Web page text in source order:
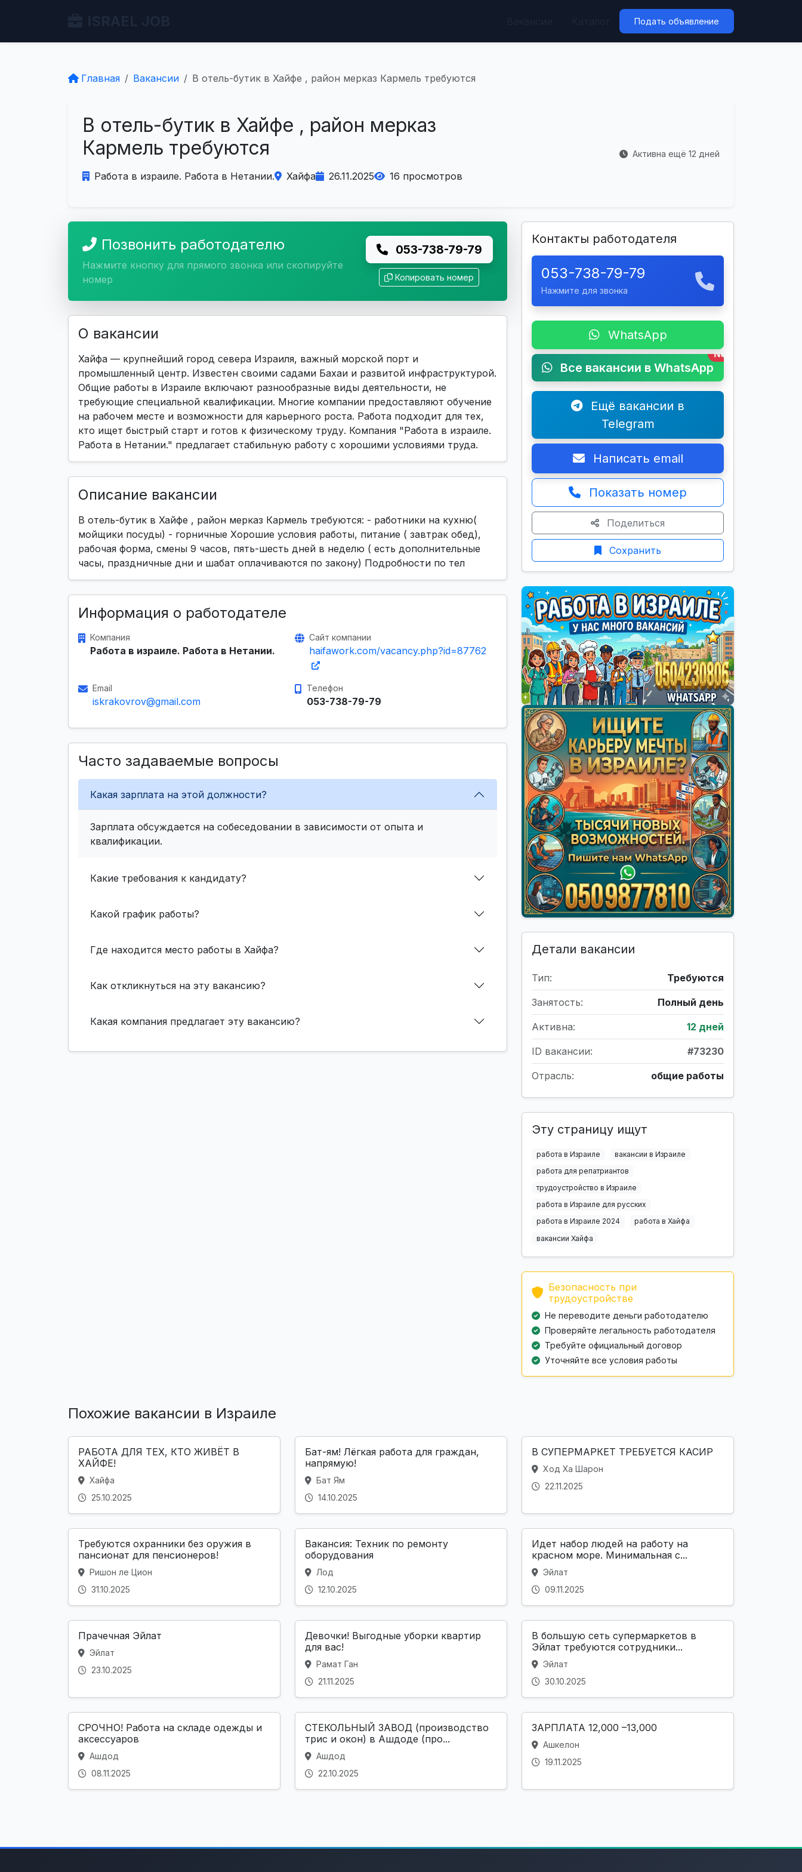
Подать объявление
Главная Вакансии В отель-бутик в Хайфе , район мерказ Кармель требуются
В отель-бутик в Хайфе , район мерказ
Кармель требуются
Работа в израиле. Работа в Нетании. Хайфа 26.11.2025 16 просмотров
Активна ещё 12 дней
Позвонить работодателю
Нажмите кнопку для прямого звонка или скопируйте
номер
053-738-79-79
Копировать номер
О вакансии
Хайфа — крупнейший город севера Израиля, важный морской порт и
промышленный центр. Известен своими садами Бахаи и развитой инфраструктурой.
Общие работы в Израиле включают разнообразные виды деятельности, не
требующие специальной квалификации. Многие компании предоставляют обучение
на рабочем месте и возможности для карьерного роста. Работа подходит для тех,
кто ищет быстрый старт и готов к физическому труду. Компания "Работа в израиле.
Работа в Нетании." предлагает стабильную работу с хорошими условиями труда.
Описание вакансии
В отель-бутик в Хайфе , район мерказ Кармель требуются: - работники на кухню(
мойщики посуды) - горничные Хорошие условия работы, питание ( завтрак обед),
рабочая форма, смены 9 часов, пять-шесть дней в неделю ( есть дополнительные
часы, праздничные дни и шабат оплачиваются по закону) Подробности по тел
Информация о работодателе
Компания
Работа в израиле. Работа в Нетании.
Сайт компании
haifawork.com/vacancy.php?id=87762
Email
iskrakovrov@gmail.com
Телефон
053-738-79-79
Часто задаваемые вопросы
Какая зарплата на этой должности?
Зарплата обсуждается на собеседовании в зависимости от опыта и
квалификации.
Какие требования к кандидату?
Какой график работы?
Где находится место работы в Хайфа?
Как откликнуться на эту вакансию?
Какая компания предлагает эту вакансию?
Контакты работодателя
053-738-79-79
Нажмите для звонка
WhatsApp
Все вакансии в WhatsApp
New
Ещё вакансии в
Telegram
Написать email
Показать номер
Поделиться
Сохранить
Детали вакансии
Тип: Требуются
Занятость: Полный день
Активна: 12 дней
ID вакансии: #73230
Отрасль: общие работы
Эту страницу ищут
работа в Израиле
вакансии в Израиле
работа для репатриантов
трудоустройство в Израиле
работа в Израиле для русских
работа в Израиле 2024
работа в Хайфа
вакансии Хайфа
Безопасность при
трудоустройстве
Не переводите деньги работодателю
Проверяйте легальность работодателя
Требуйте официальный договор
Уточняйте все условия работы
Похожие вакансии в Израиле
РАБОТА ДЛЯ ТЕХ, КТО ЖИВЁТ В
ХАЙФЕ!
Хайфа
25.10.2025
Бат-ям! Лёгкая работа для граждан,
напрямую!
Бат Ям
14.10.2025
В СУПЕРМАРКЕТ ТРЕБУЕТСЯ КАСИР
Ход Ха Шарон
22.11.2025
Требуются охранники без оружия в
пансионат для пенсионеров!
Ришон ле Цион
31.10.2025
Вакансия: Техник по ремонту
оборудования
Лод
12.10.2025
Идет набор людей на работу на
красном море. Минимальная с...
Эйлат
09.11.2025
Прачечная Эйлат
Эйлат
23.10.2025
Девочки! Выгодные уборки квартир
для вас!
Рамат Ган
21.11.2025
В большую сеть супермаркетов в
Эйлат требуются сотрудники...
Эйлат
30.10.2025
СРОЧНО! Работа на складе одежды и
аксессуаров
Ашдод
08.11.2025
СТЕКОЛЬНЫЙ ЗАВОД (производство
трис и окон) в Ашдоде (про...
Ашдод
22.10.2025
ЗАРПЛАТА 12,000 –13,000
Ашкелон
19.11.2025